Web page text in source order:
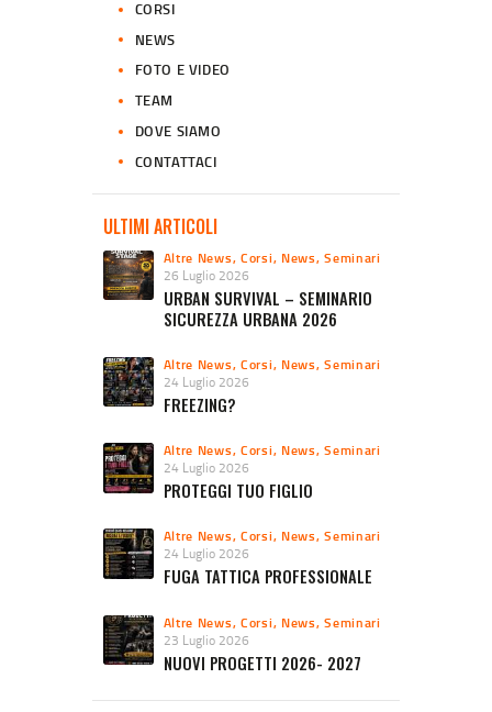
CORSI
NEWS
FOTO E VIDEO
TEAM
DOVE SIAMO
CONTATTACI
ULTIMI ARTICOLI
Altre News,Corsi, News,Seminari
26 Luglio 2026
URBAN SURVIVAL – SEMINARIO
SICUREZZA URBANA 2026
Altre News,Corsi, News,Seminari
24 Luglio 2026
FREEZING?
Altre News,Corsi, News,Seminari
24 Luglio 2026
PROTEGGI TUO FIGLIO
Altre News,Corsi, News,Seminari
24 Luglio 2026
FUGA TATTICA PROFESSIONALE
Altre News,Corsi, News,Seminari
23 Luglio 2026
NUOVI PROGETTI 2026- 2027